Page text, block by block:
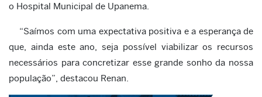
o Hospital Municipal de Upanema.
“Saímos com uma expectativa positiva e a esperança de
que, ainda este ano, seja possível viabilizar os recursos
necessários para concretizar esse grande sonho da nossa
população”, destacou Renan.